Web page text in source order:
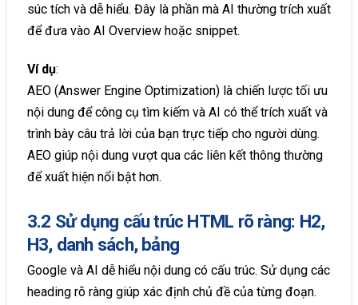
súc tích và dễ hiểu. Đây là phần mà AI thường trích xuất
để đưa vào AI Overview hoặc snippet.
Ví dụ:
AEO (Answer Engine Optimization) là chiến lược tối ưu
nội dung để công cụ tìm kiếm và AI có thể trích xuất và
trình bày câu trả lời của bạn trực tiếp cho người dùng.
AEO giúp nội dung vượt qua các liên kết thông thường
để xuất hiện nổi bật hơn.
3.2 Sử dụng cấu trúc HTML rõ ràng: H2,
H3, danh sách, bảng
Google và AI dễ hiểu nội dung có cấu trúc. Sử dụng các
heading rõ ràng giúp xác định chủ đề của từng đoạn.